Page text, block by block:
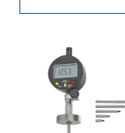
70 und 100 mm -
Messbereich: 10
mmAnschlag: Ø 25